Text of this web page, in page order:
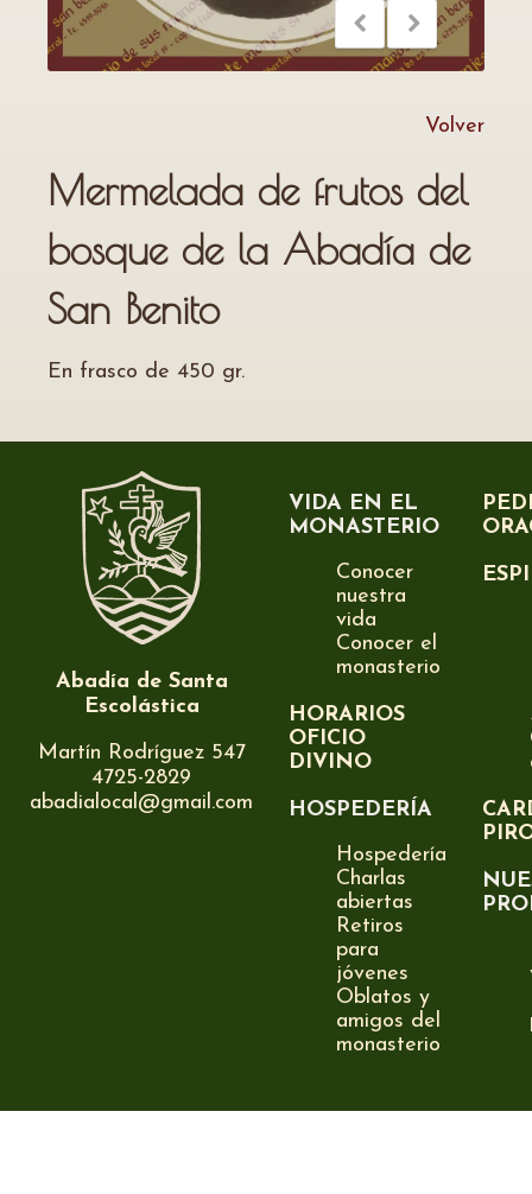
Volver
Mermelada de frutos del
bosque de la Abadía de
San Benito
En frasco de 450 gr.
Abadía de Santa
Escolástica
Martín Rodríguez 547
4725-2829
abadialocal@gmail.com
VIDA EN EL
MONASTERIO
Conocer
nuestra
vida
Conocer el
monasterio
HORARIOS
OFICIO
DIVINO
HOSPEDERÍA
Hospedería
Charlas
abiertas
Retiros
para
jóvenes
Oblatos y
amigos del
monasterio